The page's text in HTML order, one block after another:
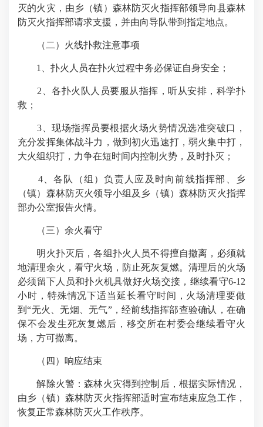
灭的火灾，由乡（镇）森林防灭火指挥部领导向县森林
防灭火指挥部请求支援，并由向导队带到指定地点。
（二）火线扑救注意事项
1、扑火人员在扑火过程中务必保证自身安全；
2、各扑火队人员要服从指挥，听从安排，科学扑
救；
3、现场指挥员要根据火场火势情况选准突破口，
充分发挥集体战斗力，做到初火迅速打，弱火集中打，
大火组织打，力争在短时间内控制火势，及时扑灭；
4、各队（组）负责人应及时向前线指挥部、乡
（镇）森林防灭火领导小组及乡（镇）森林防灭火指挥
部办公室报告火情。
（三）余火看守
明火扑灭后，各组扑火人员不得擅自撤离，必须就
地清理余火，看守火场，防止死灰复燃。清理后的火场
必须留下人员和扑火机具做好火场交接，继续看守6-12
小时，特殊情况下适当延长看守时间，火场清理要做
到“无火、无烟、无气”，经前线指挥部查验确认，在确
保不会发生死灰复燃后，移交所在村委会继续看守火
场，方可撤离。
（四）响应结束
解除火警：森林火灾得到控制后，根据实际情况，
由乡（镇）森林防灭火指挥部适时宣布结束应急工作，
恢复正常森林防灭火工作秩序。